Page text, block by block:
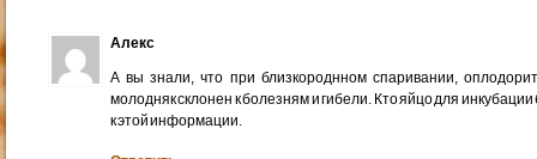
Алекс
А вы знали, что при близкороднном спаривании,
молодняк склонен к болезням и гибели. Кто яйцо для
к этой информации.